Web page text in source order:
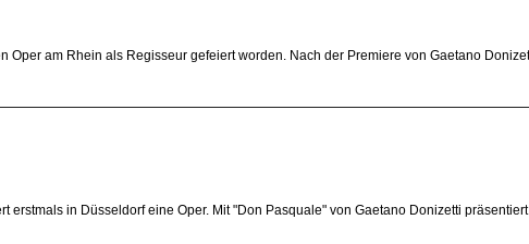
am Rhein als Regisseur gefeiert worden. Nach der Premiere von Gaetano
in Düsseldorf eine Oper. Mit "Don Pasquale" von Gaetano Donizetti